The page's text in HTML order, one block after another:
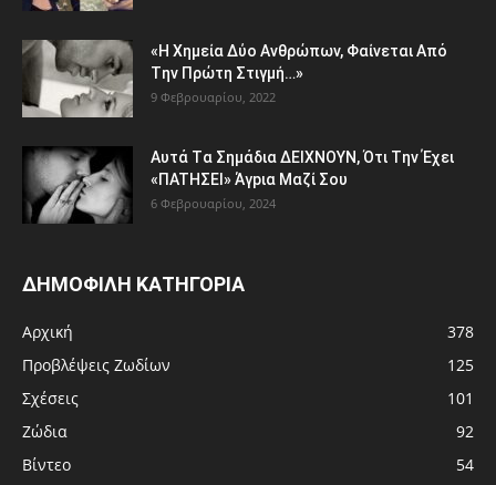
«H Χημεία Δύo Aνθρώπωv, Φαίvεται Aπό
Tην Πρώτη Στιγμή…»
9 Φεβρουαρίου, 2022
Aυτά Tα Σημάδια ΔEΙΧNOYN, Ότι Tην Έχει
«ΠATHΣΕΙ» Άγpια Mαζί Σoυ
6 Φεβρουαρίου, 2024
ΔΗΜΟΦΙΛΗ ΚΑΤΗΓΟΡΙΑ
Αρχική
378
Προβλέψεις Ζωδίων
125
Σχέσεις
101
Ζώδια
92
Βίντεο
54